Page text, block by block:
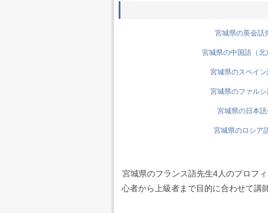
宮城県の英会話
宮城県の中国語（北
宮城県のスペイ
宮城県のファル
宮城県の日本
宮城県のロシア
宮城県のフランス語先生4人のプロフ
心者から上級者まで目的に合わせて講